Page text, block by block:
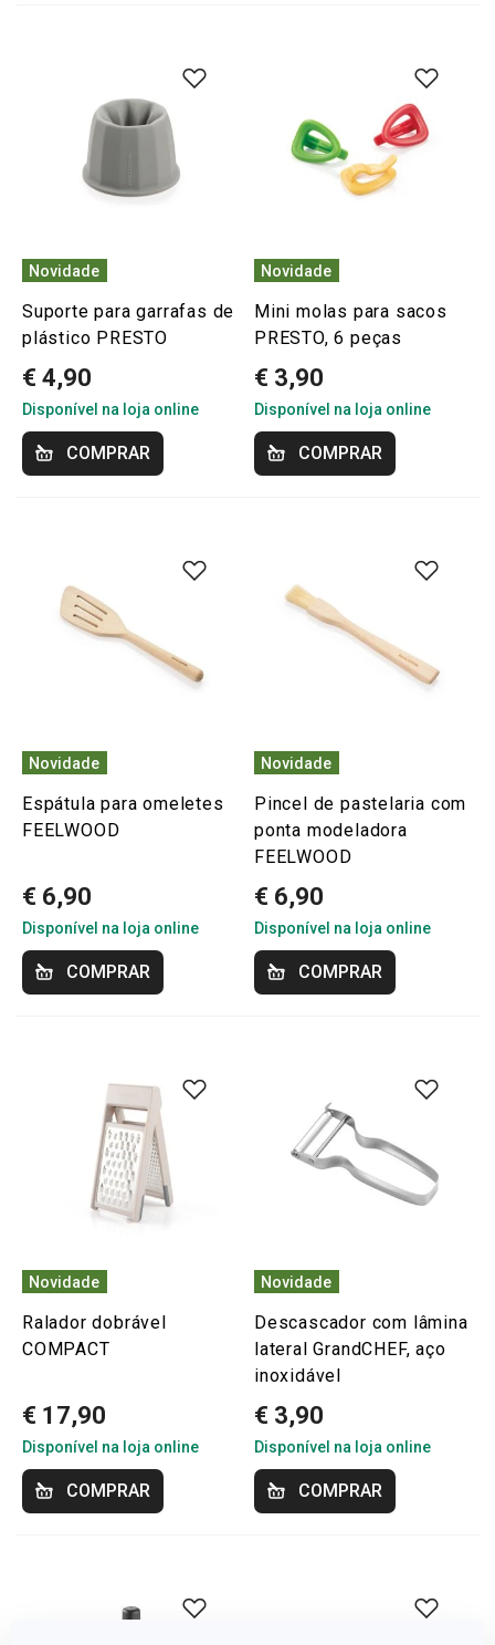
Novidade
Suporte para garrafas de
plástico PRESTO
€ 4,90
Disponível na loja online
COMPRAR
Novidade
Mini molas para sacos
PRESTO, 6 peças
€ 3,90
Disponível na loja online
COMPRAR
Novidade
Espátula para omeletes
FEELWOOD
€ 6,90
Disponível na loja online
COMPRAR
Novidade
Pincel de pastelaria com
ponta modeladora
FEELWOOD
€ 6,90
Disponível na loja online
COMPRAR
Novidade
Ralador dobrável
COMPACT
€ 17,90
Disponível na loja online
COMPRAR
Novidade
Descascador com lâmina
lateral GrandCHEF, aço
inoxidável
€ 3,90
Disponível na loja online
COMPRAR